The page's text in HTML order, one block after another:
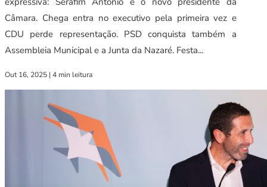
Câmara. Chega entra no executivo pela primeira vez e
CDU perde representação. PSD conquista também a
Assembleia Municipal e a Junta da Nazaré. Festa...
Out 16, 2025 | 4 min leitura